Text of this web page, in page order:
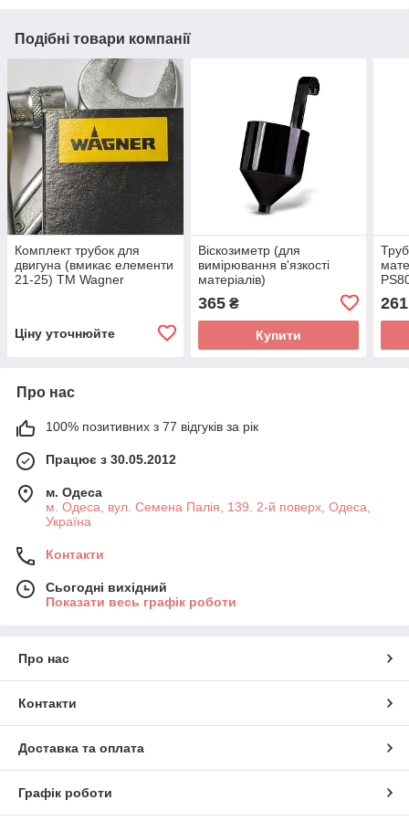
Подібні товари компанії
Комплект трубок для
двигуна (вмикає елементи
21-25) TM Wagner
Ціну уточнюйте
Віскозиметр (для
вимірювання в'язкості
матеріалів)
365₴
Купити
261
Про нас
100% позитивних з 77 відгуків за рік
Працює з 30.05.2012
м. Одеса
м. Одеса, вул. Семена Палія, 139. 2-й поверх, Одеса,
Україна
Контакти
Сьогодні вихідний
Показати весь графік роботи
Про нас
Контакти
Доставка та оплата
Графік роботи